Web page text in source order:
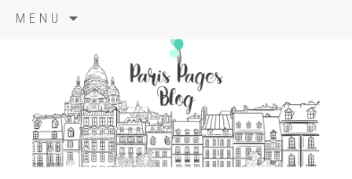
MENU
principal
paris pages
blog